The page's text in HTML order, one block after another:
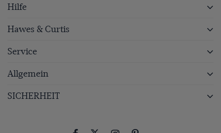
Hilfe
Hawes & Curtis
Service
Allgemein
SICHERHEIT